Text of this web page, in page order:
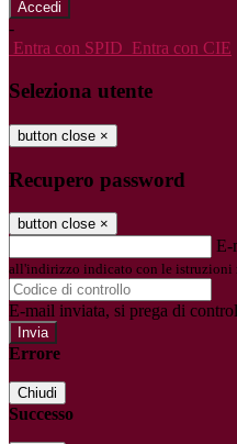
-
Entra con SPID Entra con CIE
Seleziona utente
button close ×
Recupero password
button close ×
E-
all'indirizzo indicato con le istruzioni
E-mail inviata, si prega di
Errore
Chiudi
Successo